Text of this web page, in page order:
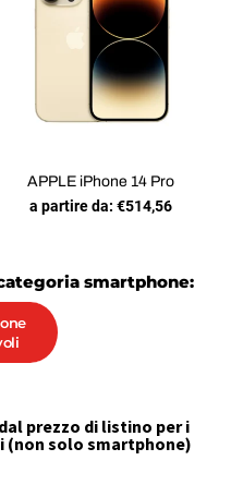
APPLE iPhone 14 Pro
a partire da: €514,56
smartphone:
prezzo di listino per i
(non solo smartphone)